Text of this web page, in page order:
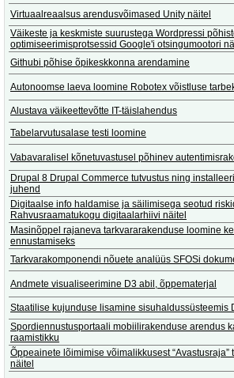
Virtuaalreaalsus arendusvõimased Unity näitel
Väikeste ja keskmiste suurustega Wordpressi
optimiseerimisprotsessid Google'i otsingumootori
Githubi põhise õpikeskkonna arendamine
Autonoomse laeva loomine Robotex võistluse
Alustava väikeettevõtte IT-täislahendus
Tabelarvutusalase testi loomine
Vabavaralisel kõnetuvastusel põhinev
Drupal 8 Drupal Commerce tutvustus ning
juhend
Digitaalse info haldamise ja säilimisega seotud
Rahvusraamatukogu digitaalarhiivi näitel
Masinõppel rajaneva tarkvararakenduse loomine
ennustamiseks
Tarkvarakomponendi nõuete analüüs SFOSi
Andmete visualiseerimine D3 abil, õppematerjal
Staatilise kujunduse lisamine sisuhaldussüsteemis
Spordiennustusportaali mobiilirakenduse arendus
raamistikku
Õppeainete lõimimise võimalikkusest
näitel